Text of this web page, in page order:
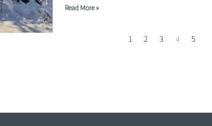
Read More »
1 2 3 4 5